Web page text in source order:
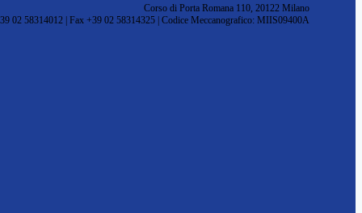
Corso di Porta Romana 110, 20122 Milano
02 58314012 | Fax +39 02 58314325 | Codice Meccanografico: MIIS09400A